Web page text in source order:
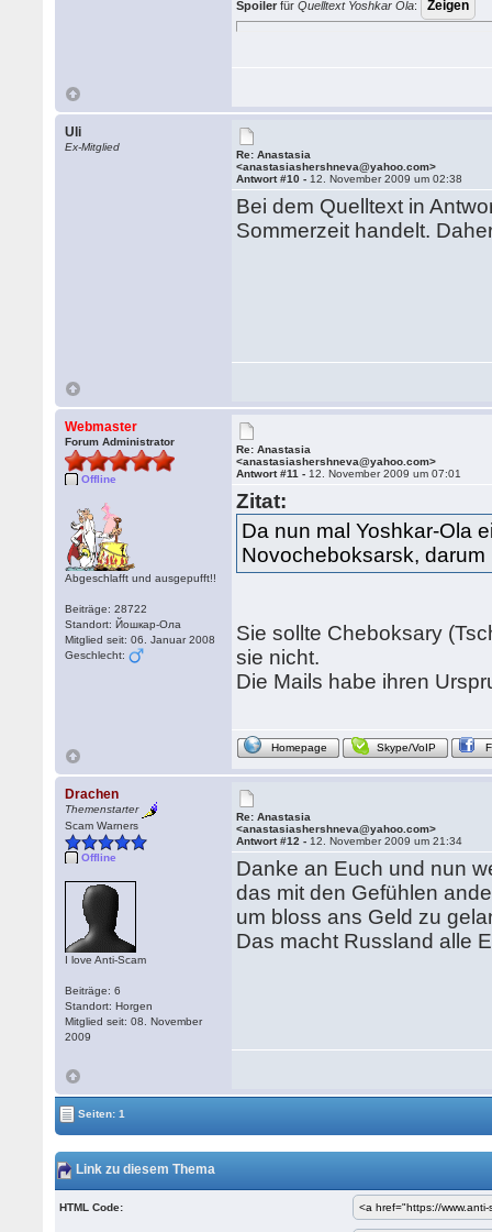
Spoiler fürQuelltext Yoshkar Ola:
Uli
Ex-Mitglied
Re: Anastasia
<anastasiashershneva@yahoo.com>
Antwort #10 - 12. November 2009 um 02:38
Bei dem Quelltext in
Sommerzeit handelt.
Webmaster
Forum Administrator
Offline
Abgeschlafft und ausgepufft!!
Beiträge: 28722
Standort: Йошкар-Ола
Mitglied seit: 06. Januar 2008
Geschlecht:
Re: Anastasia
<anastasiashershneva@yahoo.com>
Antwort #11 - 12. November 2009 um 07:01
Zitat:
Da nun mal Yoshkar-Ola
Novocheboksarsk,
Sie sollte Cheboksary
sie nicht.
Die Mails habe ihren
Homepage Skype/VoIP
Drachen
Themenstarter
Scam Warners
Offline
I love Anti-Scam
Beiträge: 6
Standort: Horgen
Mitglied seit: 08. November
2009
Re: Anastasia
<anastasiashershneva@yahoo.com>
Antwort #12 - 12. November 2009 um 21:34
Danke an Euch und nun
das mit den Gefühlen
um bloss ans Geld zu
Das macht Russland alle
Seiten: 1
Link zu diesem Thema
HTML Code: